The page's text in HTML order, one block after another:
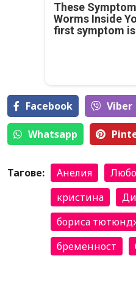
These
Worms Inside
first symptom is
Facebook Viber
Whatsapp
Тагове: Анелия
кристина
бориса
бременност